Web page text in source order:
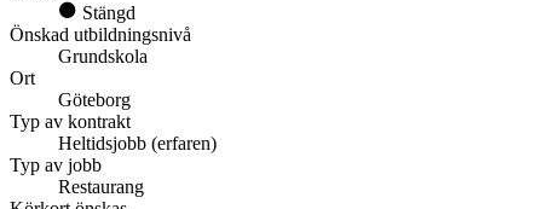
Stängd
Önskad utbildningsnivå
Grundskola
Ort
Göteborg
Typ av kontrakt
Heltidsjobb (erfaren)
Typ av jobb
Restaurang